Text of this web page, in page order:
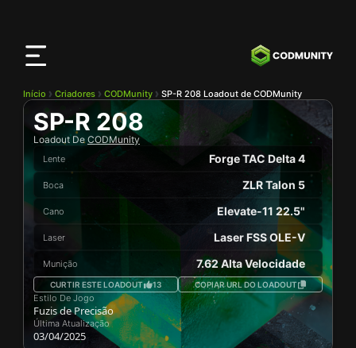
Início Criadores CODMunity SP-R 208 Loadout de CODMunity
SP-R 208
Loadout De CODMunity
Lente Forge TAC Delta 4
Boca ZLR Talon 5
Cano Elevate-11 22.5"
Laser Laser FSS OLE-V
Munição 7.62 Alta Velocidade
CURTIR ESTE LOADOUT 13 COPIAR URL DO LOADOUT
Estilo De Jogo
Fuzis de Precisão
Última Atualização
03/04/2025